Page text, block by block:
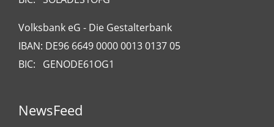
Volksbank eG - Die Gestalterbank
IBAN: DE96 6649 0000 0013 0137 05
BIC: GENODE61OG1
NewsFeed